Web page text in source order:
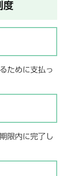
度
ために支払っ
限内に完了し